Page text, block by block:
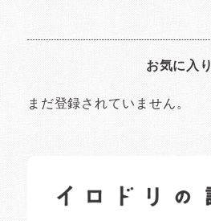
お気に入り
まだ登録されていません。
日常の様子など随時更新中です。